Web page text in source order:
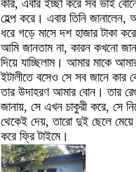
করি, এবার ইচ্ছা করে সব ভাই
হেল্প করে। এবার তিনি জানালেন,
ধরে গড়ে মাসে দশ হাজার টাকা
আমি জানতাম না, কারন কখনো
দিয়ে যাচ্ছিলাম। আমার মাকে
ইটালীতে বসেও সে সব জানে কার
তার উদাহরণ আমার বোন। তার
জানায়, সে এখন চাকুরী করে, সে
থেকেই দেয়, তারো দুই ছেলে মেয়ে
করে ফ্রি টাইমে।